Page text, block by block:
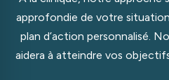
approfondie de votre
plan d’action personnalisé.
aidera à atteindre vos